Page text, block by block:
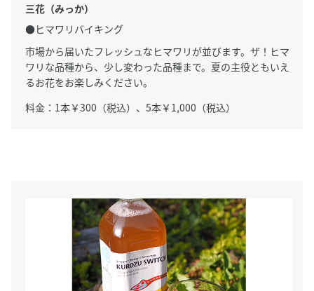
三花（みっか）
●ヒマワリバイキング
市場から届いたフレッシュなヒマワリが並びます。ザ！ヒマ
ワリな品種から、少し変わった品種まで。夏の主役ともいえ
るお花をお楽しみください。
料金：1本￥300（税込）、5本￥1,000（税込）